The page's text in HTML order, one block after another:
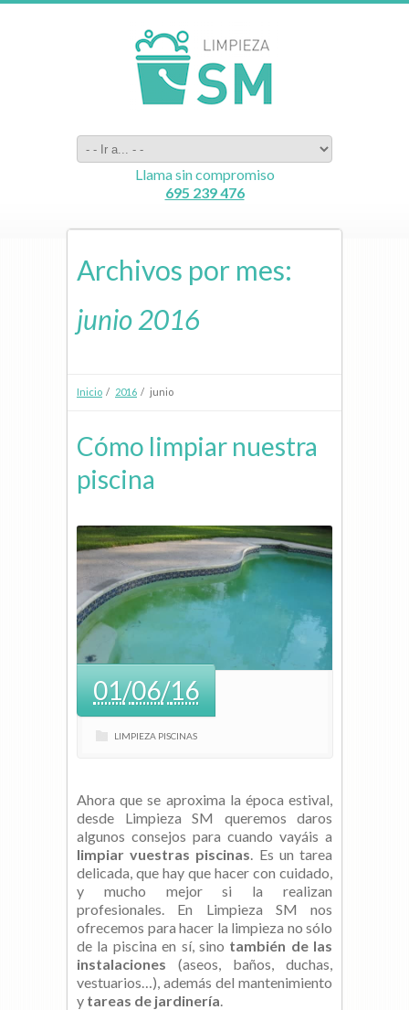
Llama sin compromiso
695 239 476
Archivos por mes:
junio 2016
Inicio / 2016 / junio
Cómo limpiar nuestra
piscina
01/06/16
LIMPIEZA PISCINAS
Ahora que se aproxima la época estival,
desde Limpieza SM queremos daros
algunos consejos para cuando vayáis a
limpiar vuestras piscinas . Es un tarea
delicada, que hay que hacer con cuidado,
y mucho mejor si la realizan
profesionales. En Limpieza SM nos
ofrecemos para hacer la limpieza no sólo
de la piscina en sí, sino también de las
instalaciones (aseos, baños, duchas,
vestuarios…), además del mantenimiento
y tareas de jardinería